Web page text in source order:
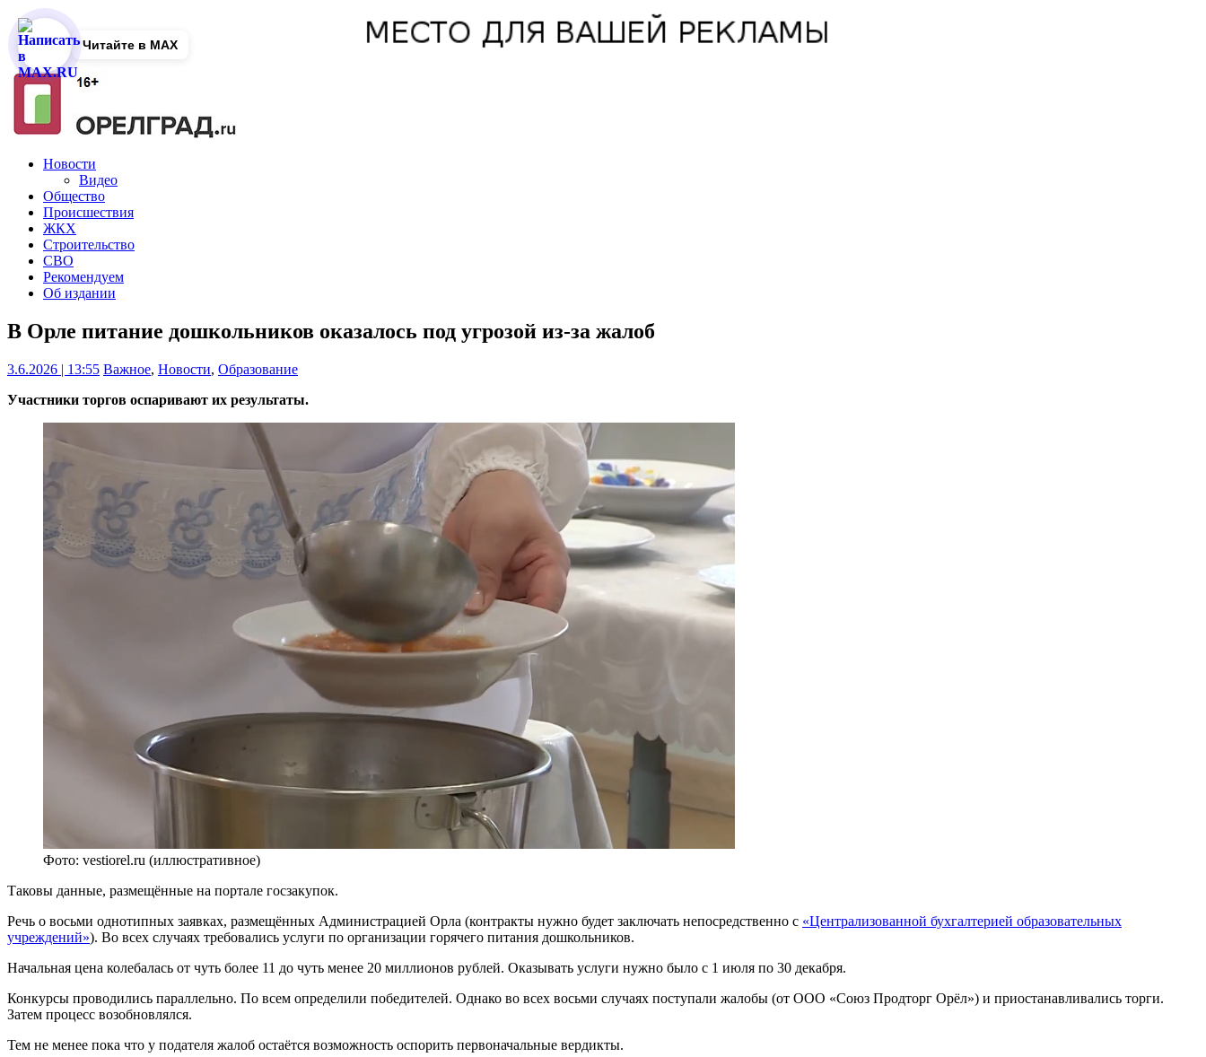
Новости
Видео
Общество
Происшествия
ЖКХ
Строительство
СВО
Рекомендуем
Об издании
В Орле питание дошкольников оказалось под угрозой из-за жалоб
3.6.2026 | 13:55 Важное, Новости, Образование
Участники торгов оспаривают их результаты.
Фото: vestiorel.ru (иллюстративное)
Таковы данные, размещённые на портале госзакупок.
Речь о восьми однотипных заявках, размещённых Администрацией Орла (контракты нужно будет заключать непосредственно с «Централизованной бухгалтерией образовательных
учреждений»). Во всех случаях требовались услуги по организации горячего питания дошкольников.
Начальная цена колебалась от чуть более 11 до чуть менее 20 миллионов рублей. Оказывать услуги нужно было с 1 июля по 30 декабря.
Конкурсы проводились параллельно. По всем определили победителей. Однако во всех восьми случаях поступали жалобы (от ООО «Союз Продторг Орёл») и приостанавливались торги.
Затем процесс возобновлялся.
Тем не менее пока что у подателя жалоб остаётся возможность оспорить первоначальные вердикты.
Читайте в MAX